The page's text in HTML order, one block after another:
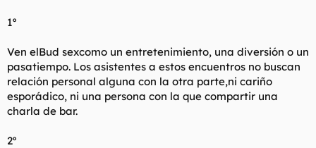
1º
Ven elBud sexcomo un entretenimiento, una diversión o un
pasatiempo. Los asistentes a estos encuentros no buscan
relación personal alguna con la otra parte,ni cariño
esporádico, ni una persona con la que compartir una
charla de bar.
2º